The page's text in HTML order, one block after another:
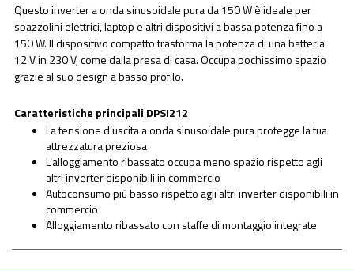
Questo inverter a onda sinusoidale pura da 150 W è ideale per
spazzolini elettrici, laptop e altri dispositivi a bassa potenza fino a
150 W. Il dispositivo compatto trasforma la potenza di una batteria
12 V in 230 V, come dalla presa di casa. Occupa pochissimo spazio
grazie al suo design a basso profilo.
Caratteristiche principali DPSI212
La tensione d’uscita a onda sinusoidale pura protegge la tua
attrezzatura preziosa
L’alloggiamento ribassato occupa meno spazio rispetto agli
altri inverter disponibili in commercio
Autoconsumo più basso rispetto agli altri inverter disponibili in
commercio
Alloggiamento ribassato con staffe di montaggio integrate